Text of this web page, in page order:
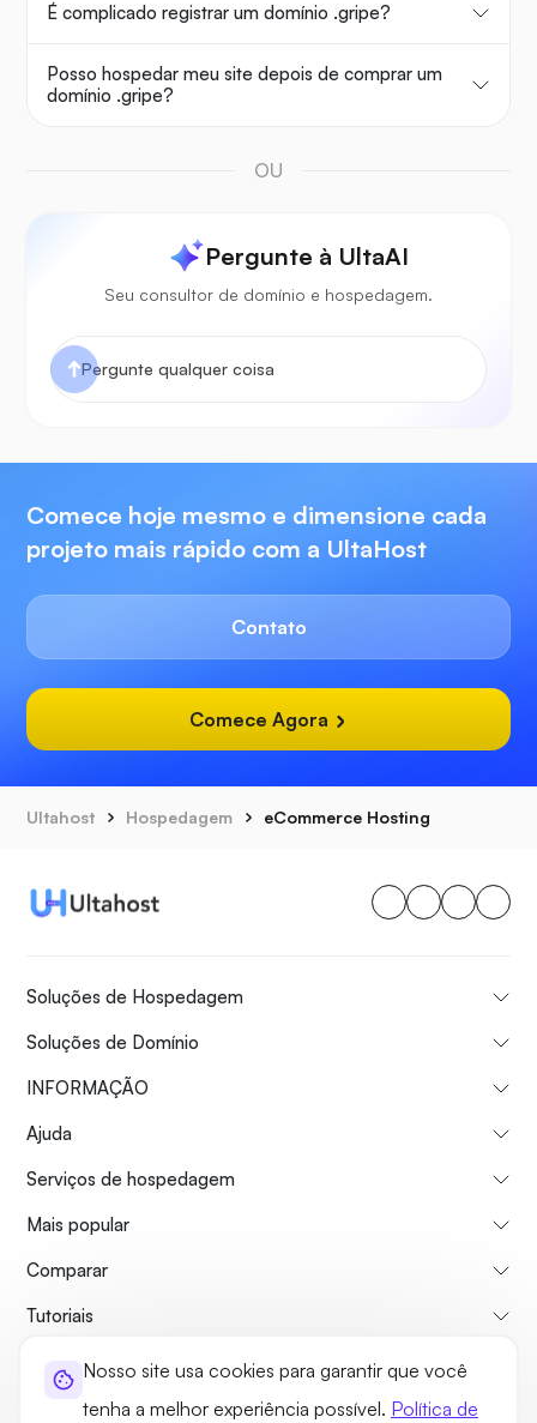
Nosso site usa cookies para garantir que você
tenha a melhor experiência possível. Política de
É complicado registrar um domínio .gripe?
Posso hospedar meu site depois de comprar um
domínio .gripe?
OU
Pergunte à UltaAI
Seu consultor de domínio e hospedagem.
Comece hoje mesmo e dimensione cada
projeto mais rápido com a UltaHost
Contato
Comece Agora
Ultahost Hospedagem eCommerce Hosting
Soluções de Hospedagem
Soluções de Domínio
INFORMAÇÃO
Ajuda
Serviços de hospedagem
Mais popular
Comparar
Tutoriais
Sobre nós
Política de PrivacidadeJurídicoMapa do site